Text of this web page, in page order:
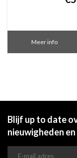
Meer info
Blijf up to date
nieuwigheden